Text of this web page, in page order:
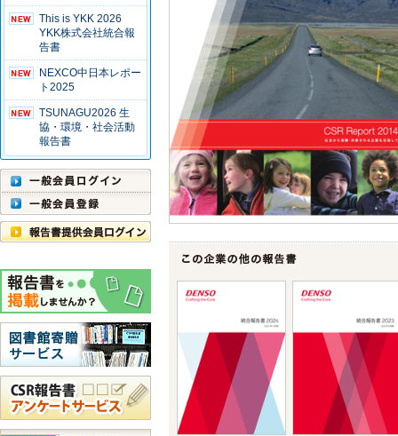
This is YKK 2026
YKK株式会社統合報
告書
NEXCO中日本レポー
ト2025
TSUNAGU2026 生
協・環境・社会活動
報告書